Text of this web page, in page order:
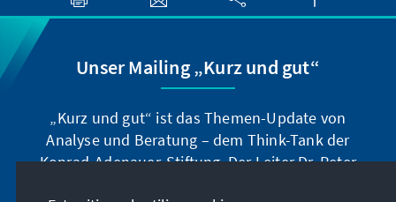
Unser Mailing „Kurz und gut“
„Kurz und gut“ ist das Themen-Update von
Analyse und Beratung – dem Think-Tank der
Konrad-Adenauer-Stiftung. Der Leiter Dr. Peter